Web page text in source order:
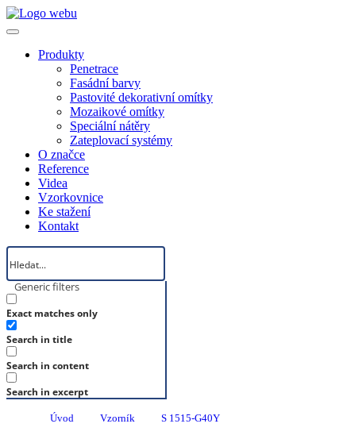
Produkty
Penetrace
Fasádní barvy
Pastovité dekorativní omítky
Mozaikové omítky
Speciální nátěry
Zateplovací systémy
O značce
Reference
Videa
Vzorkovnice
Ke stažení
Kontakt
Generic filters
Exact matches only
Search in title
Search in content
Search in excerpt
Úvod Vzorník S 1515-G40Y